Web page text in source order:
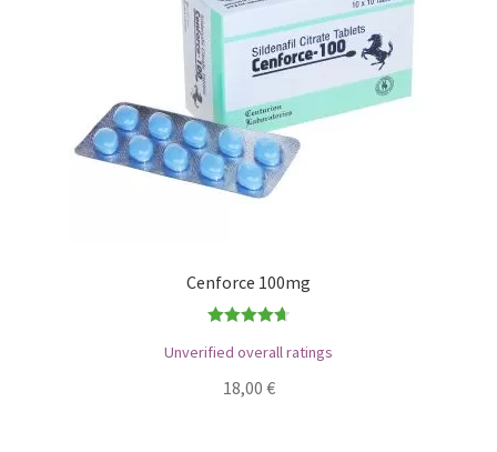
Cenforce 100mg
mit 4.71
von 5
Unverified overall ratings
18,00 €